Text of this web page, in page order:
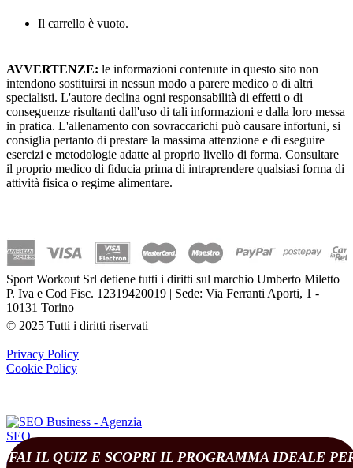
Il carrello è vuoto.
AVVERTENZE: le informazioni contenute in questo sito non
intendono sostituirsi in nessun modo a parere medico o di altri
specialisti. L'autore declina ogni responsabilità di effetti o di
conseguenze risultanti dall'uso di tali informazioni e dalla loro messa
in pratica. L'allenamento con sovraccarichi può causare infortuni, si
consiglia pertanto di prestare la massima attenzione e di eseguire
esercizi e metodologie adatte al proprio livello di forma. Consultare
il proprio medico di fiducia prima di intraprendere qualsiasi forma di
attività fisica o regime alimentare.
Sport Workout Srl detiene tutti i diritti sul marchio Umberto Miletto
P. Iva e Cod Fisc. 12319420019 | Sede: Via Ferranti Aporti, 1 -
10131 Torino
© 2025 Tutti i diritti riservati
Privacy Policy
Cookie Policy
(0)
FAI IL QUIZ E SCOPRI IL PROGRAMMA IDEALE